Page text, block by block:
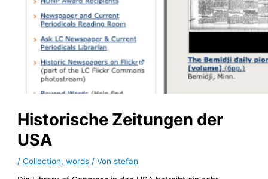
Historische Zeitungen der
USA
/Collection,words / Vonstefan